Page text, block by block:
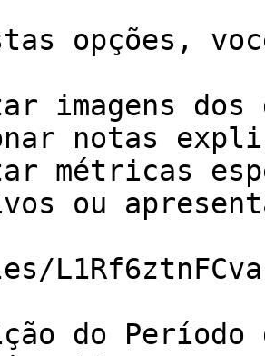
opções,
imagens
notas
métricas
ou
do Período